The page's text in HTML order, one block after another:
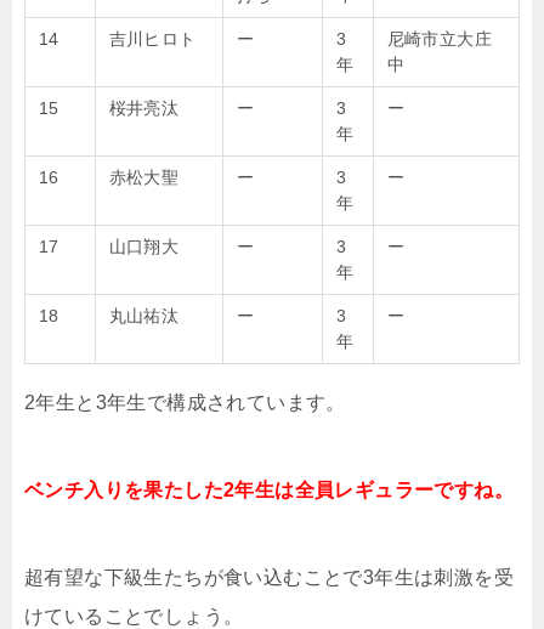
14 吉川ヒロト ー
3
年
尼崎市立大庄
中
15 桜井亮汰 ー
3
年
ー
16 赤松大聖 ー
3
年
ー
17 山口翔大 ー
3
年
ー
18 丸山祐汰 ー
3
年
ー
2年生と3年生で構成されています。
ベンチ入りを果たした2年生は全員レギュラーですね。
超有望な下級生たちが食い込むことで3年生は刺激を受
けていることでしょう。